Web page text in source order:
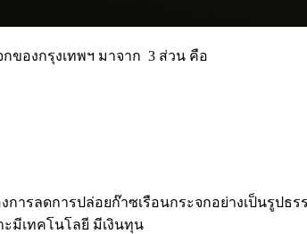
ของกรุงเทพฯ มาจาก 3 ส่วน คือ
ารลดการปล่อยก๊าซเรือนกระจกอย่างเป็นรูปธร
มีเทคโนโลยี มีเงินทุน